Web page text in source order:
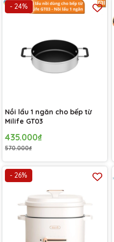
- 24%
Nồi lẩu 1 ngăn cho bếp từ
Milife GT03
435.000₫
570.000₫
- 26%